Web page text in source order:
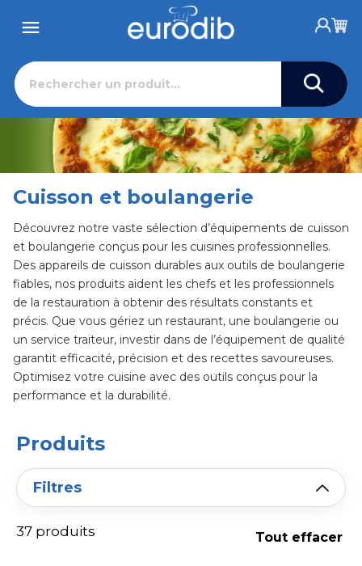
Cuisson et boulangerie
Découvrez notre vaste sélection d’équipements de cuisson
et boulangerie conçus pour les cuisines professionnelles.
Des appareils de cuisson durables aux outils de boulangerie
fiables, nos produits aident les chefs et les professionnels
de la restauration à obtenir des résultats constants et
précis. Que vous gériez un restaurant, une boulangerie ou
un service traiteur, investir dans de l’équipement de qualité
garantit efficacité, précision et des recettes savoureuses.
Optimisez votre cuisine avec des outils conçus pour la
performance et la durabilité.
Produits
Filtres
Tout effacer
37 produits